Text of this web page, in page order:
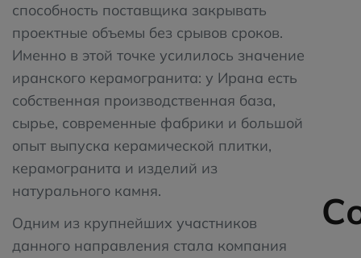
способность поставщика закрывать
проектные объемы без срывов сроков.
Именно в этой точке усилилось значение
иранского керамогранита: у Ирана есть
собственная производственная база,
сырье, современные фабрики и большой
опыт выпуска керамической плитки,
керамогранита и изделий из
натурального камня.
Одним из крупнейших участников
данного направления стала компания